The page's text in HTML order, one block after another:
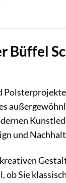
Büffel
und
ob Sie